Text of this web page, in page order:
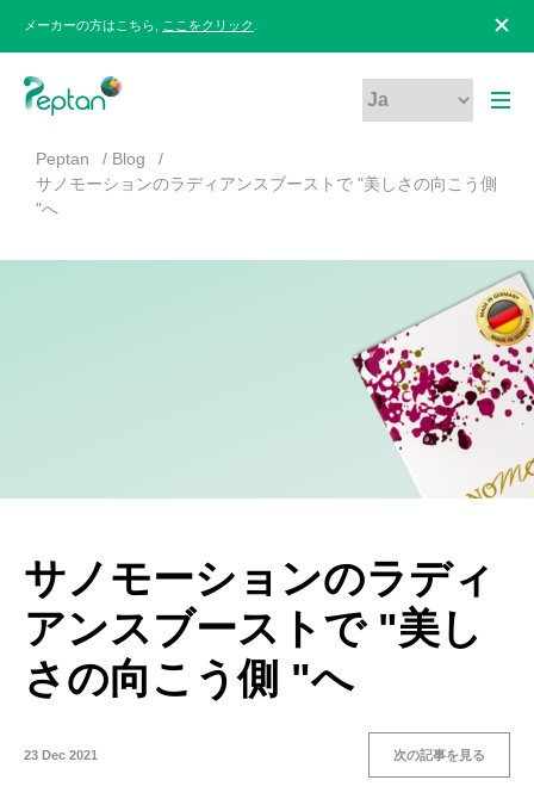
メーカーの方はこちら, ここをクリック
Peptan
Blog
サノモーションのラディアンスブーストで "美しさの向こう側
"へ
サノモーションのラディ
アンスブーストで "美し
さの向こう側 "へ
23 Dec 2021 次の記事を見る